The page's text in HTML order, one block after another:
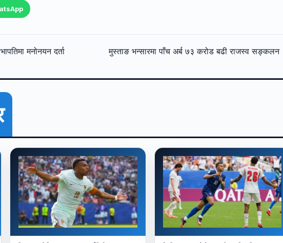
मनोनयन दर्ता मुस्ताङ भन्सारमा पाँच अर्ब ७३ करोड बढी राजस्व